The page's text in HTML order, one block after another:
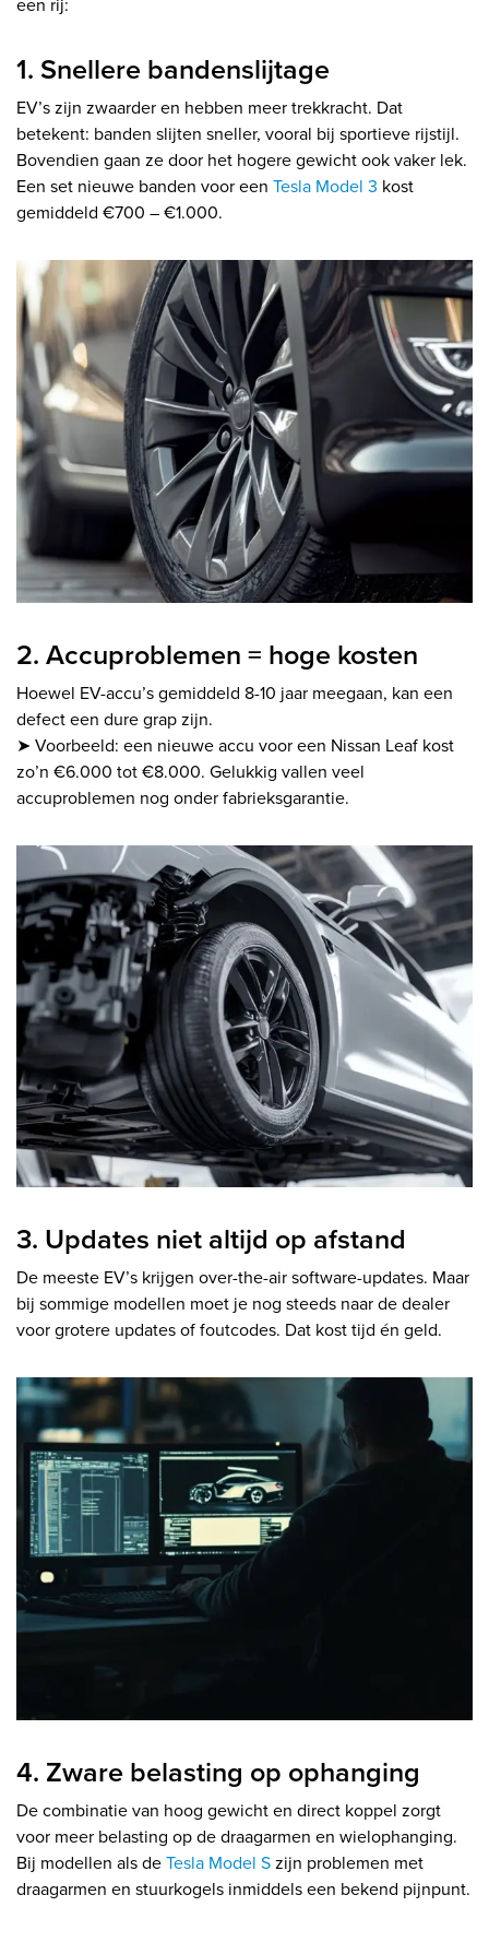
1. Snellere bandenslijtage
EV’s zijn zwaarder en hebben meer trekkracht. Dat
betekent: banden slijten sneller, vooral bij sportieve rijstijl.
Bovendien gaan ze door het hogere gewicht ook vaker lek.
Een set nieuwe banden voor een Tesla Model 3 kost
gemiddeld €700 – €1.000.
2. Accuproblemen = hoge kosten
Hoewel EV-accu’s gemiddeld 8-10 jaar meegaan, kan een
defect een dure grap zijn.
➤ Voorbeeld: een nieuwe accu voor een Nissan Leaf kost
zo’n €6.000 tot €8.000. Gelukkig vallen veel
accuproblemen nog onder fabrieksgarantie.
3. Updates niet altijd op afstand
De meeste EV’s krijgen over-the-air software-updates. Maar
bij sommige modellen moet je nog steeds naar de dealer
voor grotere updates of foutcodes. Dat kost tijd én geld.
4. Zware belasting op ophanging
De combinatie van hoog gewicht en direct koppel zorgt
voor meer belasting op de draagarmen en wielophanging.
Bij modellen als deTesla Model Szijn problemen met
draagarmen en stuurkogels inmiddels een bekend pijnpunt.